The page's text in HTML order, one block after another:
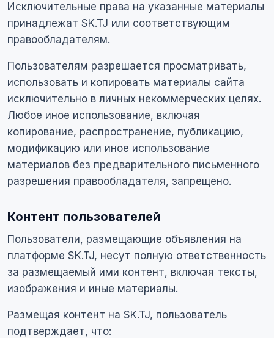
Исключительные права на указанные материалы
принадлежат SK.TJ или соответствующим
правообладателям.
Пользователям разрешается просматривать,
использовать и копировать материалы сайта
исключительно в личных некоммерческих целях.
Любое иное использование, включая
копирование, распространение, публикацию,
модификацию или иное использование
материалов без предварительного письменного
разрешения правообладателя, запрещено.
Контент пользователей
Пользователи, размещающие объявления на
платформе SK.TJ, несут полную ответственность
за размещаемый ими контент, включая тексты,
изображения и иные материалы.
Размещая контент на SK.TJ, пользователь
подтверждает, что: